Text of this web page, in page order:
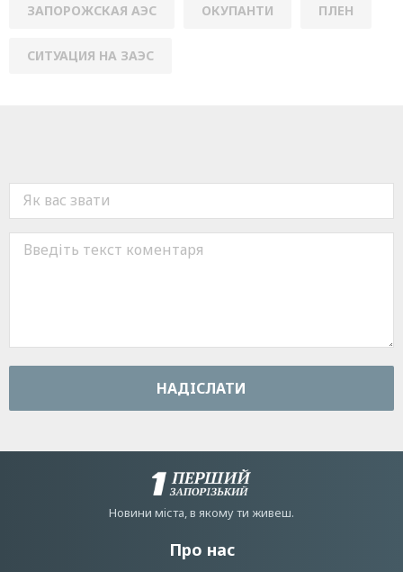
ЗАПОРОЖСКАЯ АЭС ОКУПАНТИ ПЛЕН
СИТУАЦИЯ НА ЗАЭС
НАДIСЛАТИ
Новини мiста, в якому ти живеш.
Про нас